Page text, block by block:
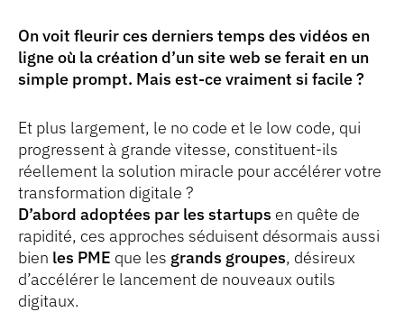
On voit fleurir ces derniers temps des vidéos en
ligne où la création d’un site web se ferait en un
simple prompt. Mais est-ce vraiment si facile ?
Et plus largement, le no code et le low code, qui
progressent à grande vitesse, constituent-ils
réellement la solution miracle pour accélérer votre
transformation digitale ?
D’abord adoptées par les startups en quête de
rapidité, ces approches séduisent désormais aussi
bien les PME que les grands groupes, désireux
d’accélérer le lancement de nouveaux outils
digitaux.